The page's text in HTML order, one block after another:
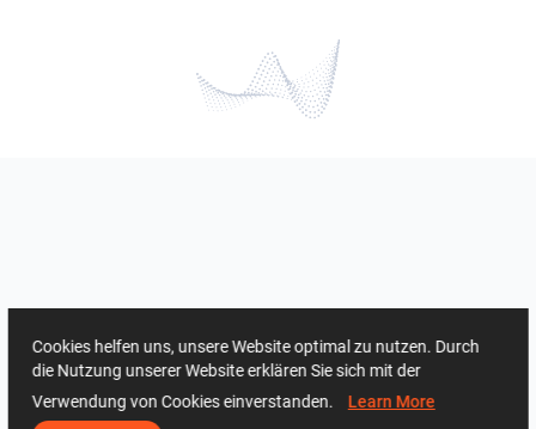
Cookies helfen uns, unsere Website optimal zu nutzen. Durch
die Nutzung unserer Website erklären Sie sich mit der
Verwendung von Cookies einverstanden. Learn More